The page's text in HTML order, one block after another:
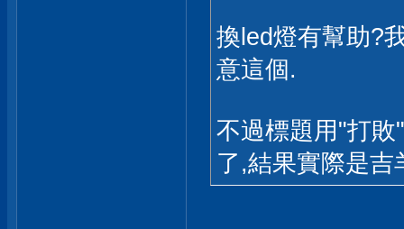
換led燈有幫助?
意這個.
不過標題用"打
了,結果實際是